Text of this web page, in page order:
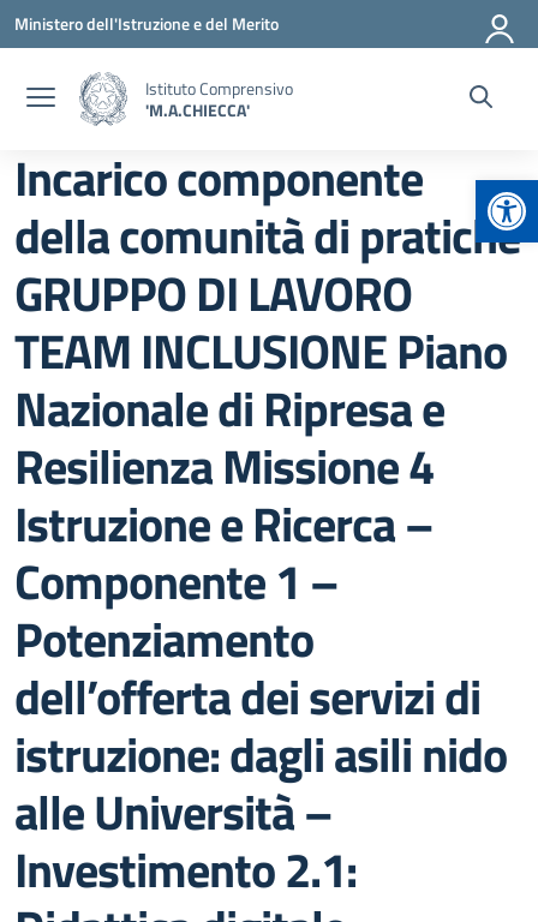
Vai ai contenuti
Vai al menu di navigazione
Vai al footer
Ministero dell'Istruzione e del Merito
Istituto Comprensivo
'M.A.CHIECCA'
Incarico componente
della comunità di pratiche
GRUPPO DI LAVORO
TEAM INCLUSIONE Piano
Nazionale di Ripresa e
Resilienza Missione 4
Istruzione e Ricerca –
Componente 1 –
Potenziamento
dell’offerta dei servizi di
istruzione: dagli asili nido
alle Università –
Investimento 2.1: